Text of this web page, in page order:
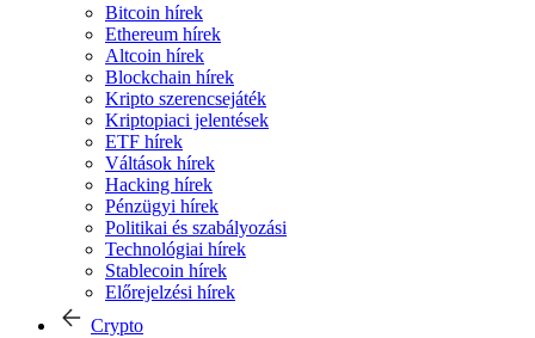
Bitcoin hírek
Ethereum hírek
Altcoin hírek
Blockchain hírek
Kripto szerencsejáték
Kriptopiaci jelentések
ETF hírek
Váltások hírek
Hacking hírek
Pénzügyi hírek
Politikai és szabályozási
Technológiai hírek
Stablecoin hírek
Előrejelzési hírek
Crypto